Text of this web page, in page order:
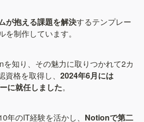
が抱える課題を解決するテンプレー
を制作しています。
知り、その魅力に取りつかれて2カ
格を取得し、 2024年6月には
に就任しました。
年のIT経験を活かし、 Notionで第二